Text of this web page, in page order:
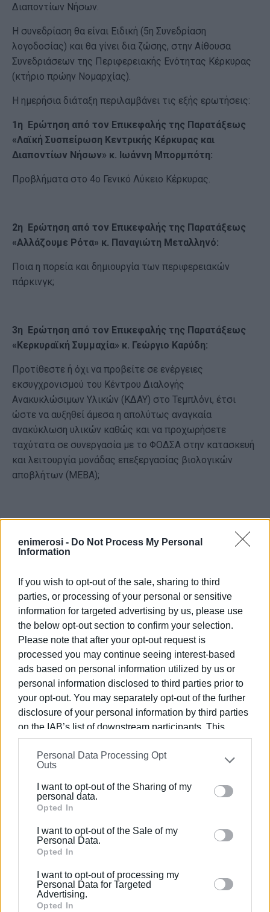
enimerosi - Do Not Process My Personal
Information
If you wish to opt-out of the sale, sharing to third
parties, or processing of your personal or sensitive
information for targeted advertising by us, please use
the below opt-out section to confirm your selection.
Please note that after your opt-out request is
processed you may continue seeing interest-based
ads based on personal information utilized by us or
personal information disclosed to third parties prior to
your opt-out. You may separately opt-out of the further
disclosure of your personal information by third parties
on the IAB’s list of downstream participants. This
information may also be disclosed by us to third parties
on theIAB’s List of Downstream Participants
that may
further disclose it to other third parties.
Please note that this website/app uses one or more
Google services and may gather and store information
behaviour. You may click to grant or deny consent to
Google and its third-party tags to use your data for
section.
Personal Data Processing Opt
Outs
I want to opt-out of the Sharing of my
personal data.
Opted In
I want to opt-out of the Sale of my
Personal Data.
Opted In
I want to opt-out of processing my
Personal Data for Targeted
Advertising.
Opted In
Διαποντίων Νήσων.
Η συνεδρίαση θα είναι Ειδική (5η Συνεδρίαση
λογοδοσίας) και θα γίνει δια ζώσης, στην Αίθουσα
Συνεδριάσεων της Περιφερειακής Ενότητας Κέρκυρας
(κτήριο πρώην Νομαρχίας).
Η ημερήσια διάταξη περιλαμβάνει τις εξής ερωτήσεις:
1η Ερώτηση από τον Επικεφαλής της Παρατάξεως
«Λαϊκή Συσπείρωση Κεντρικής Κέρκυρας και
Διαποντίων Νήσων» κ. Ιωάννη Μπορμπότη:
Προβλήματα στο 4ο Γενικό Λύκειο Κέρκυρας.
2η Ερώτηση από τον Επικεφαλής της Παρατάξεως
«Αλλάζουμε Ρότα» κ. Παναγιώτη Μεταλληνό:
Ποια η πορεία και δημιουργία των περιφερειακών
πάρκινγκ;
3η Ερώτηση από τον Επικεφαλής της Παρατάξεως
«Κερκυραϊκή Συμμαχία» κ. Γεώργιο Καρύδη:
Προτίθεστε ή όχι να προβείτε σε ενέργειες
εκσυγχρονισμού του Κέντρου Διαλογής
Ανακυκλώσιμων Υλικών (ΚΔΑΥ) στο Τεμπλόνι, έτσι
ώστε να αυξηθεί άμεσα η απολύτως αναγκαία
ανακύκλωση υλικών καθώς και να προχωρήσετε
ταχύτατα σε συνεργασία με το ΦΟΔΣΑ στην κατασκευή
και λειτουργία μονάδας επεξεργασίας βιολογικών
αποβλήτων (ΜΕΒΑ);
4η Ερώτηση από τη Δημοτική Σύμβουλο της
Παρατάξεως «Λαϊκή Συσπείρωση Κεντρικής
Κέρκυρας και Διαποντίων Νήσων» κα Μυρσίνη
Στέγαση νηπιαγωγείων σε προκάτ.
5η Ερώτηση από τη Δημοτική Σύμβουλο της
Παρατάξεως «Λαϊκή Συσπείρωση Κεντρικής
Κέρκυρας και Διαποντίων Νήσων» κα Ευτυχία
Γραμμένου:
Κυριότητα και ανάδειξη της νησίδας Λαζαρέτο ως
ιστορικό μνημείο του τόπου μας.
(link σύνδεσης: bit.ly/3hdRFnR).
ΦΩΤΟ ΑΡΧΕΙΟΥ
Εμφανίσεις: 95